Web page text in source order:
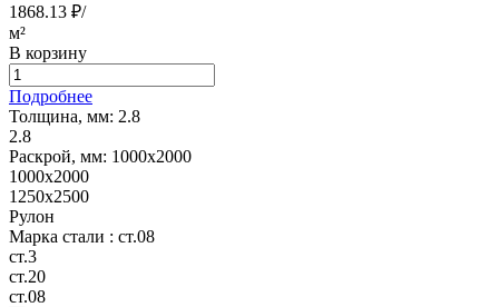
1868.13 ₽/
м²
В корзину
Подробнее
Толщина, мм: 2.8
2.8
Раскрой, мм: 1000х2000
1000х2000
1250х2500
Рулон
Марка стали : ст.08
ст.3
ст.20
ст.08